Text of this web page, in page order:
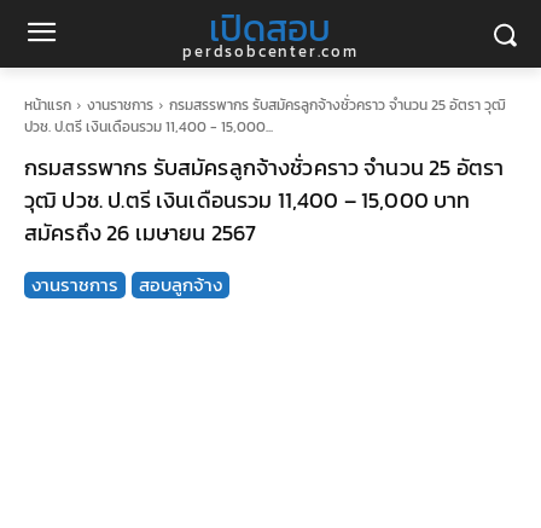
เปิดสอบ
perdsobcenter.com
หน้าแรก งานราชการ
กรมสรรพากร รับสมัครลูกจ้างชั่วคราว จำนวน 25 อัตรา วุฒิ
ปวช. ป.ตรี เงินเดือนรวม 11,400 - 15,000...
กรมสรรพากร รับสมัครลูกจ้างชั่วคราว จำนวน 25 อัตรา
วุฒิ ปวช. ป.ตรี เงินเดือนรวม 11,400 – 15,000 บาท
สมัครถึง 26 เมษายน 2567
งานราชการ สอบลูกจ้าง